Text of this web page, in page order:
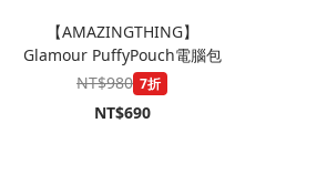
【AMAZINGTHING】
Glamour PuffyPouch電腦包
NT$980 7折
NT$690